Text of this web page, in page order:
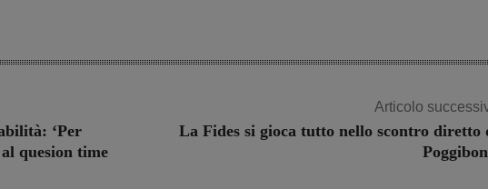
‘Per
quesion time
Articolo
La Fides si gioca tutto nello scontro diretto